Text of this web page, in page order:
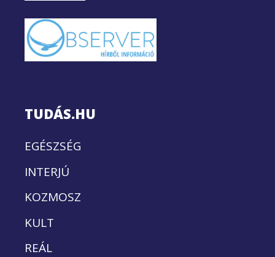
TUDÁS.HU
EGÉSZSÉG
INTERJÚ
KOZMOSZ
KULT
REÁL